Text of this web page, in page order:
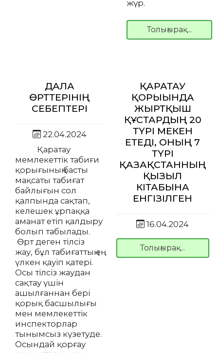
жүр.
Толығырақ...
ДАЛА
ӨРТТЕРІНІҢ
СЕБЕПТЕРІ
22.04.2024
Қаратау
мемлекеттік табиғи
қорығының басты
мақсаты табиғат
байлығын сол
қалпында сақтап,
келешек ұрпаққа
аманат етіп қалдыру
болып табылады.
Өрт деген тілсіз
жау, бұл табиғаттың ең
үлкен қауіп қатері.
Осы тілсіз жаудан
сақтау үшін
ашылғаннан бері
қорық басшылығы
мен мемлекеттік
инспекторлар
тынымсыз күзетуде.
Осындай қорғау
ҚАРАТАУ
ҚОРЫҒЫНДА
ЖЫРТҚЫШ
ҚҰСТАРДЫҢ 20
ТҮРІ МЕКЕН
ЕТЕДІ, ОНЫҢ 7
ТҮРІ
ҚАЗАҚСТАННЫҢ
ҚЫЗЫЛ
КІТАБЫНА
ЕНГІЗІЛГЕН
16.04.2024
Толығырақ...